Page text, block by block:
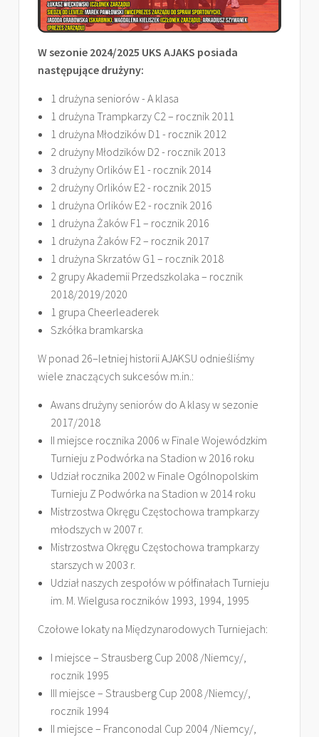
W sezonie 2024/2025 UKS AJAKS posiada
następujące drużyny:
1 drużyna seniorów - A klasa
1 drużyna Trampkarzy C2 – rocznik 2011
1 drużyna Młodzików D1 - rocznik 2012
2 drużyny Młodzików D2 - rocznik 2013
3 drużyny Orlików E1 - rocznik 2014
2 drużyny Orlików E2 - rocznik 2015
1 drużyna Orlików E2 - rocznik 2016
1 drużyna Żaków F1 – rocznik 2016
1 drużyna Żaków F2 – rocznik 2017
1 drużyna Skrzatów G1 – rocznik 2018
2 grupy Akademii Przedszkolaka – rocznik
2018/2019/2020
1 grupa Cheerleaderek
Szkółka bramkarska
W ponad 26–letniej historii AJAKSU odnieśliśmy
wiele znaczących sukcesów m.in.:
Awans drużyny seniorów do A klasy w sezonie
2017/2018
II miejsce rocznika 2006 w Finale Wojewódzkim
Turnieju z Podwórka na Stadion w 2016 roku
Udział rocznika 2002 w Finale Ogólnopolskim
Turnieju Z Podwórka na Stadion w 2014 roku
Mistrzostwa Okręgu Częstochowa trampkarzy
młodszych w 2007 r.
Mistrzostwa Okręgu Częstochowa trampkarzy
starszych w 2003 r.
Udział naszych zespołów w półfinałach Turnieju
im. M. Wielgusa roczników 1993, 1994, 1995
Czołowe lokaty na Międzynarodowych Turniejach:
I miejsce – Strausberg Cup 2008 /Niemcy/,
rocznik 1995
III miejsce – Strausberg Cup 2008 /Niemcy/,
rocznik 1994
II miejsce – Franconodal Cup 2004 /Niemcy/,